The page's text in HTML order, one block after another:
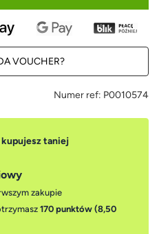
VOUCHER?
Numer ref: P0010574
taniej
zakupie
170 punktów (8,50